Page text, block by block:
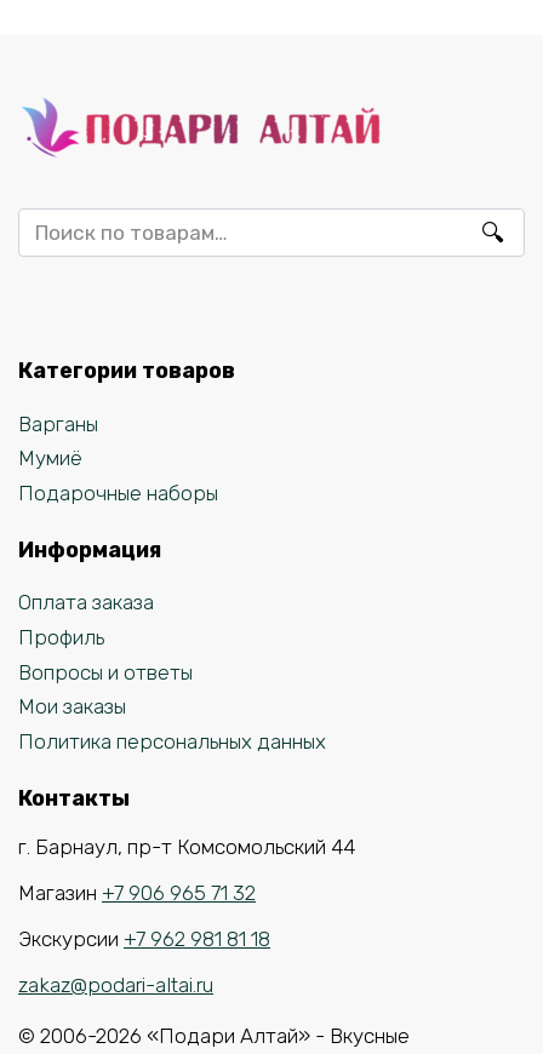
Искать:
Категории товаров
Варганы
Мумиё
Подарочные наборы
Информация
Оплата заказа
Профиль
Вопросы и ответы
Мои заказы
Политика персональных данных
Контакты
г. Барнаул, пр-т Комсомольский 44
Магазин +7 906 965 71 32
Экскурсии +7 962 981 81 18
zakaz@podari-altai.ru
© 2006-2026 «Подари Алтай» - Вкусные